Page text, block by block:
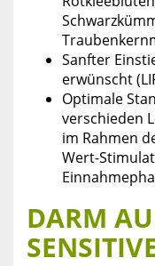
Sanfter
erwünscht
Optimale
verschieden
im Rahmen
Wert-
DARM